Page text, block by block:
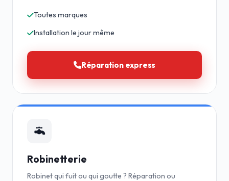
Toutes marques
Installation le jour même
Réparation express
Robinetterie
Robinet qui fuit ou qui goutte ? Réparation ou